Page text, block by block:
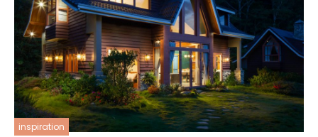
inspiration